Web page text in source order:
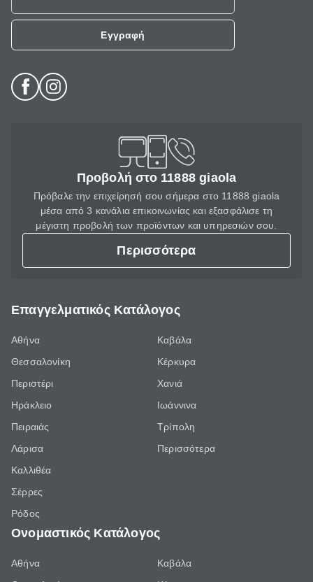
Εγγραφή
Προβολή στο 11888 giaola
Πρόβαλε την επιχείρησή σου σήμερα στο 11888 giaola
μέσα από 3 κανάλια επικοινωνίας και εξασφάλισε τη
μέγιστη προβολή των προϊόντων και υπηρεσιών σου.
Περισσότερα
Επαγγελματικός Κατάλογος
Αθήνα
Θεσσαλονίκη
Περιστέρι
Ηράκλειο
Πειραιάς
Λάρισα
Καλλιθέα
Σέρρες
Ρόδος
Καβάλα
Κέρκυρα
Χανιά
Ιωάννινα
Τρίπολη
Περισσότερα
Ονομαστικός Κατάλογος
Αθήνα
Καβάλα